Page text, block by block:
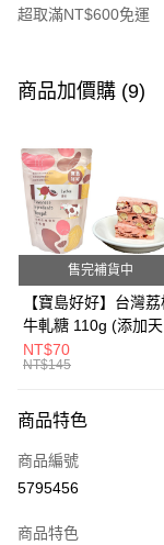
超取滿NT$600免運
信用卡一次付款
LINE Pay
Apple Pay
街口支付
悠遊付
Google Pay
全盈+PAY
ATM付款
運送方式
每筆NT$80，滿
商品加價購 (9)
售完補貨中
【寶島好好】台灣荔
牛軋糖 110g (添加天
草莓粉)
NT$70
NT$145
商品特色
商品編號
5795456
商品特色